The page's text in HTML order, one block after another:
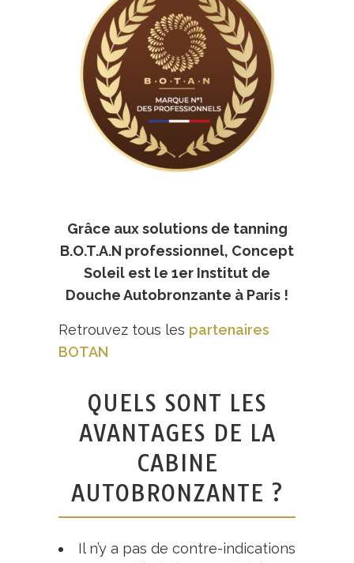
Grâce aux solutions de tanning
B.O.T.A.N professionnel, Concept
Soleil est le 1er Institut de
Douche Autobronzante à Paris !
Retrouvez tous les partenaires
BOTAN
QUELS SONT LES
AVANTAGES DE LA
CABINE
AUTOBRONZANTE ?
Il n’y a pas de contre-indications